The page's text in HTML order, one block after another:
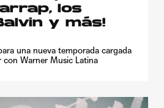
los
y más!
una nueva temporada cargada
con Warner Music Latina